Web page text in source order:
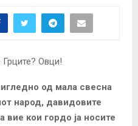
од мала свесна
народ, давидовите
вие кои гордо ја носите